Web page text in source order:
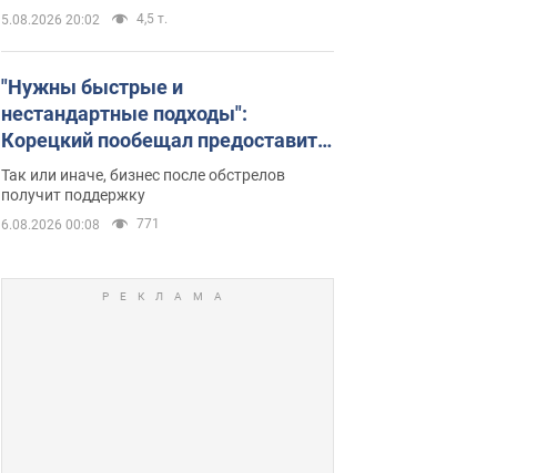
5.08.2026 20:02 4,5 т.
"Нужны быстрые и
нестандартные подходы":
Корецкий пообещал предоставить
бизнесу приоритетный доступ к
имеющимся складским
помещениям
Так или иначе, бизнес после обстрелов
получит поддержку
6.08.2026 00:08 771